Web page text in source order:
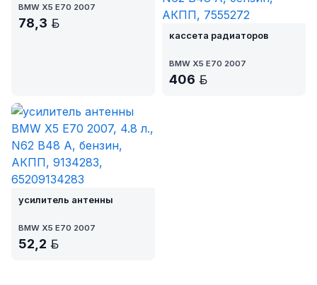
BMW X5 E70 2007
78,3
кассета радиаторов
BMW X5 E70 2007
406
усилитель антенны
BMW X5 E70 2007
52,2